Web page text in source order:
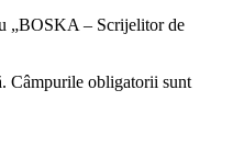
„BOSKA – Scrijelitor de
Câmpurile obligatorii sunt